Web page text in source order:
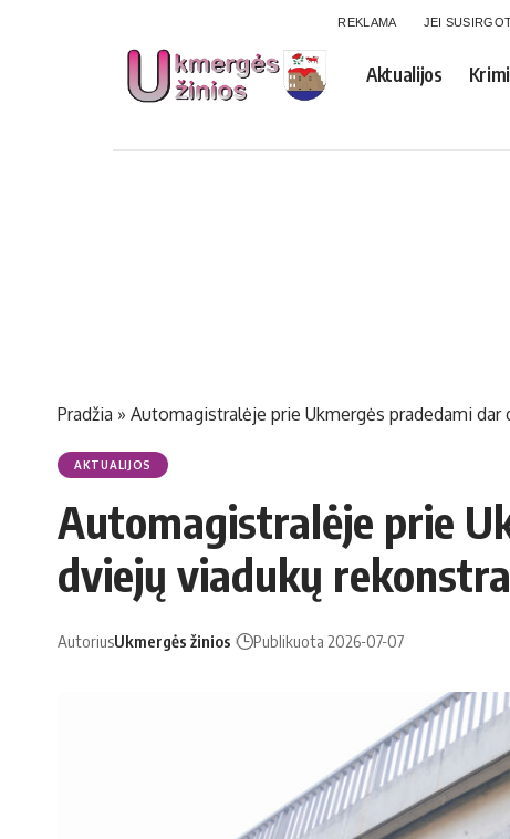
REKLAMA JEI
Aktualijos
Pradžia » Automagistralėje prie Ukmergės pradedami
AKTUALIJOS
Automagistralėje prie
dviejų viadukų
AutoriusUkmergės žinios Publikuota 2026-07-07